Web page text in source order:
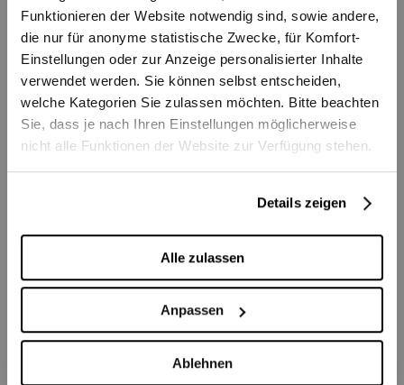
Funktionieren der Website notwendig sind, sowie andere,
die nur für anonyme statistische Zwecke, für Komfort-
Einstellungen oder zur Anzeige personalisierter Inhalte
verwendet werden. Sie können selbst entscheiden,
welche Kategorien Sie zulassen möchten. Bitte beachten
Sie, dass je nach Ihren Einstellungen möglicherweise
nicht alle Funktionen der Website zur Verfügung stehen.
Details zeigen
Alle zulassen
Anpassen
Ablehnen
18 – 19 Practica (auch für Tango-Neugierige
zum Schnuppern geeignet)
19 – 22 Milonga
Montag 07.12.26 mit DJ Marco Canavero
Montag 15.03.27
Montag 03.05.27
fabienne.biever@buehnenbern.ch
Tickets
CHF 10
Mo
07.12.2026
Stadttheater Foyer
Tickets
CHF 10
Führungen für alle
17.10.2026 - 29.05.2027